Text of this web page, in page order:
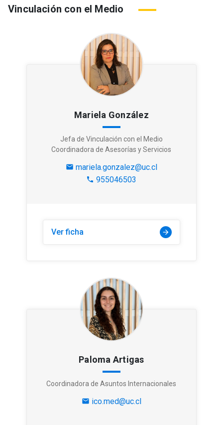
Vinculación con el Medio
Mariela González
Jefa de Vinculación con el Medio
Coordinadora de Asesorías y Servicios
mail mariela.gonzalez@uc.cl
phone 955046503
Ver ficha arrow_forward
Paloma Artigas
Coordinadora de Asuntos Internacionales
mail ico.med@uc.cl